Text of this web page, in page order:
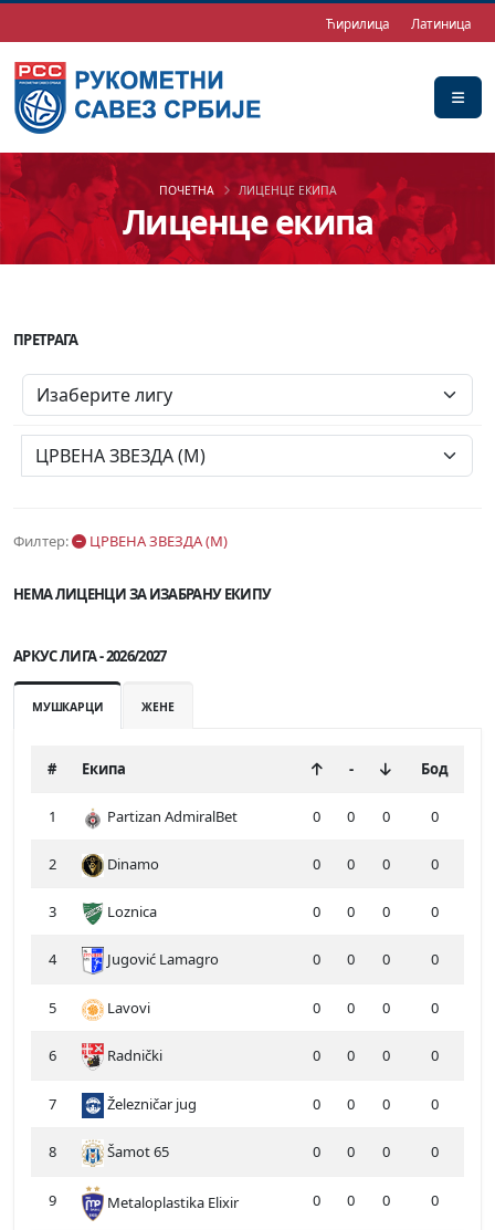
Ћирилица Латиница
Лиценце екипа
ПОЧЕТНА ЛИЦЕНЦЕ ЕКИПА
Филтер: ЦРВЕНА ЗВЕЗДА (М)
НЕМА ЛИЦЕНЦИ ЗА ИЗАБРАНУ ЕКИПУ
ПРЕТРАГА
АРКУС ЛИГА - 2026/2027
МУШКАРЦИ ЖЕНЕ
# Екипа - Бод
1 Partizan AdmiralBet 0 0 0 0
2 Dinamo 0 0 0 0
3 Loznica 0 0 0 0
4 Jugović Lamagro 0 0 0 0
5 Lavovi 0 0 0 0
6 Radnički 0 0 0 0
7 Železničar jug 0 0 0 0
8 Šamot 65 0 0 0 0
9 Metaloplastika Elixir 0 0 0 0